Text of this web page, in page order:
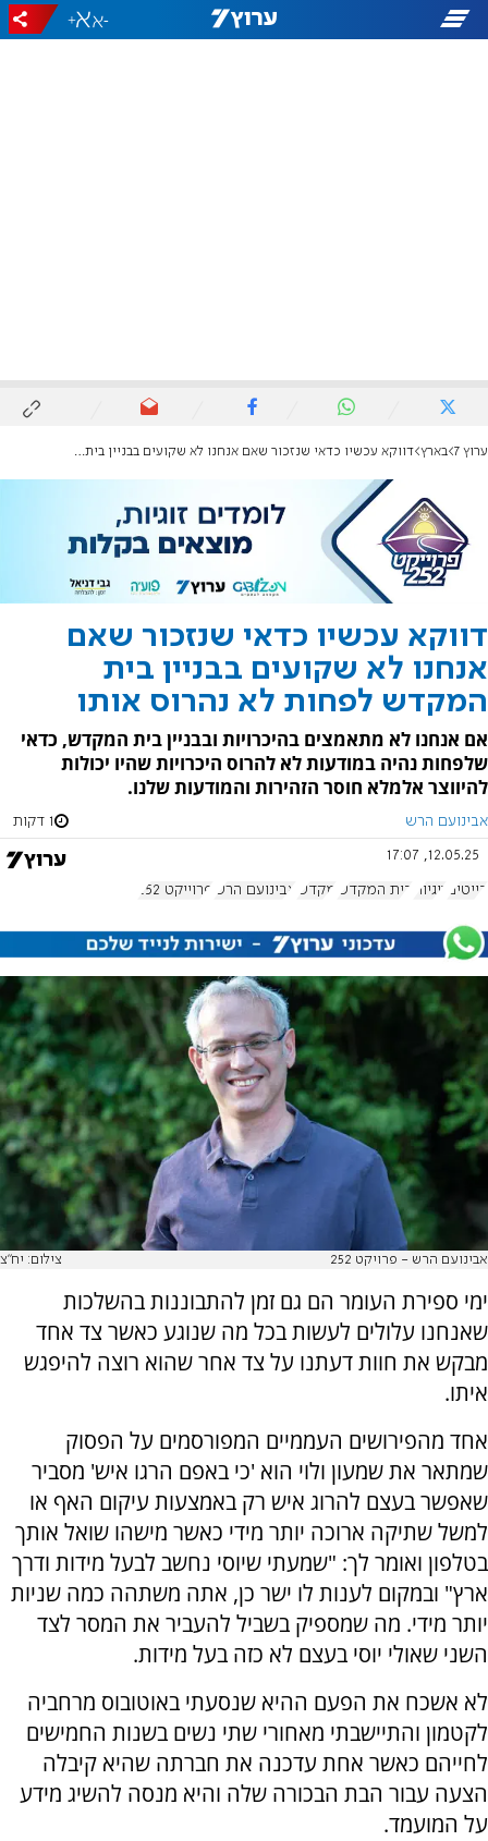
-
+
ערוץ 7 בארץ דווקא עכשיו כדאי שנזכור שאם אנחנו לא שקועים בבניין בית המקדש לפחות לא נהרוס אותו
דווקא עכשיו כדאי שנזכור שאם
אנחנו לא שקועים בבניין בית
המקדש לפחות לא נהרוס אותו
אם אנחנו לא מתאמצים בהיכרויות ובבניין בית המקדש, כדאי
שלפחות נהיה במודעות לא להרוס היכרויות שהיו יכולות
להיווצר אלמלא חוסר הזהירות והמודעות שלנו.
אבינועם הרש 1 דקות
12.05.25, 17:07
דייטים זוגיות בית המקדש מקדש אבינועם הרש פרוייקט 252
אבינועם הרש - פרויקט 252 צילום: יח"צ
ימי ספירת העומר הם גם זמן להתבוננות בהשלכות
שאנחנו עלולים לעשות בכל מה שנוגע כאשר צד אחד
מבקש את חוות דעתנו על צד אחר שהוא רוצה להיפגש
איתו.
אחד מהפירושים העממיים המפורסמים על הפסוק
שמתאר את שמעון ולוי הוא 'כי באפם הרגו איש' מסביר
שאפשר בעצם להרוג איש רק באמצעות עיקום האף או
למשל שתיקה ארוכה יותר מידי כאשר מישהו שואל אותך
בטלפון ואומר לך: "שמעתי שיוסי נחשב לבעל מידות ודרך
ארץ" ובמקום לענות לו ישר כן, אתה משתהה כמה שניות
יותר מידי. מה שמספיק בשביל להעביר את המסר לצד
השני שאולי יוסי בעצם לא כזה בעל מידות.
לא אשכח את הפעם ההיא שנסעתי באוטובוס מרחביה
לקטמון והתיישבתי מאחורי שתי נשים בשנות החמישים
לחייהם כאשר אחת עדכנה את חברתה שהיא קיבלה
הצעה עבור הבת הבכורה שלה והיא מנסה להשיג מידע
על המועמד.